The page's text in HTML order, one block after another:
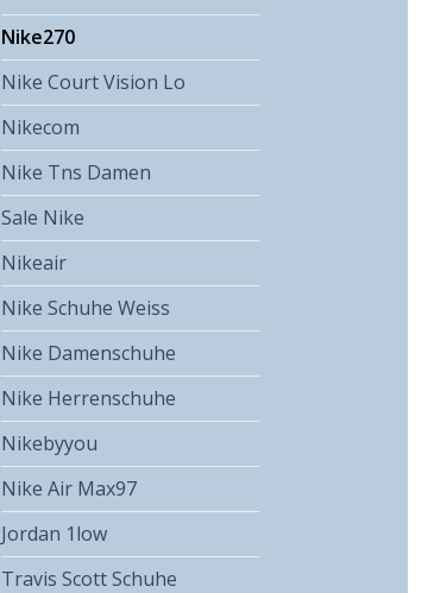
Nike270
Nike Court Vision Lo
Nikecom
Nike Tns Damen
Sale Nike
Nikeair
Nike Schuhe Weiss
Nike Damenschuhe
Nike Herrenschuhe
Nikebyyou
Nike Air Max97
Jordan 1low
Travis Scott Schuhe